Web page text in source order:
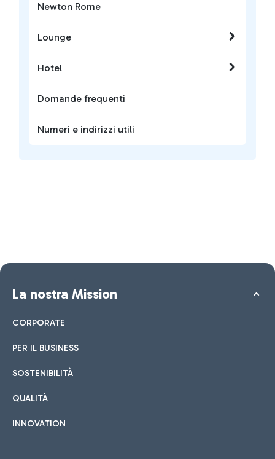
Newton Rome
Lounge
Hotel
Domande frequenti
Numeri e indirizzi utili
La nostra Mission
CORPORATE
PER IL BUSINESS
SOSTENIBILITÀ
QUALITÀ
INNOVATION